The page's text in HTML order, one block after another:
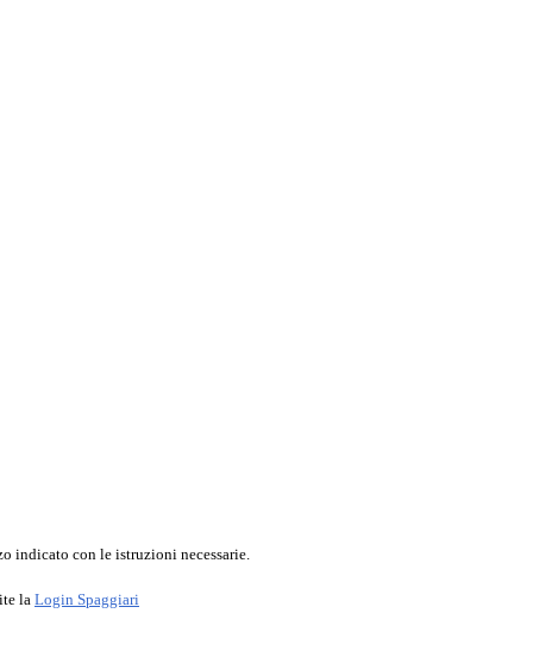
indicato con le istruzioni necessarie.
la Login Spaggiari